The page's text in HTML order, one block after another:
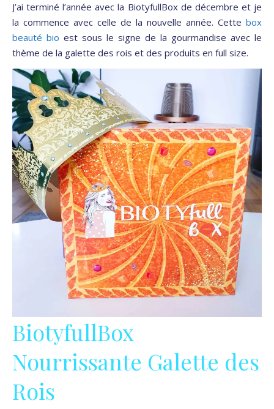
J’ai terminé l’année avec la BiotyfullBox de décembre et je
la commence avec celle de la nouvelle année. Cette box
beauté bio est sous le signe de la gourmandise avec le
thème de la galette des rois et des produits en full size.
BiotyfullBox
Nourrissante Galette des
Rois